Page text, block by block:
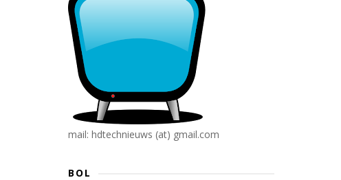
mail: hdtechnieuws (at) gmail.com
BOL